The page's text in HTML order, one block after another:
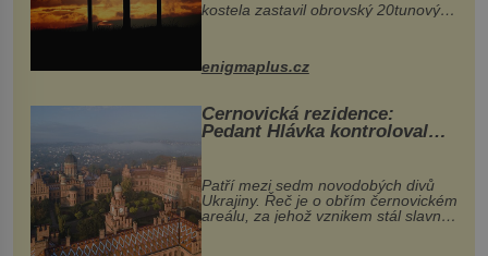
kostela zastavil obrovský 20tunový
...
enigmaplus.cz
Černovická rezidence:
Pedant Hlávka kontroloval
Patří mezi sedm novodobých divů
Ukrajiny. Řeč je o obřím černovickém
areálu, za jehož vznikem stál slavný
český architekt Josef Hlávka. Ten si
na něm dal mimořádně záležet. Jeho